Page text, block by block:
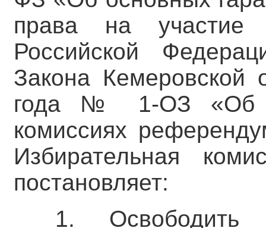
права на участие
Российской
Закона
года № 1-ОЗ «Об
комиссиях
Избирательная
постановляет:
1. Освободить